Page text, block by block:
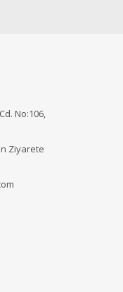
No:106,
Ziyarete